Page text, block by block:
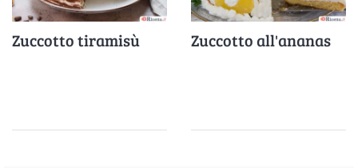
Zuccotto tiramisù Zuccotto all'ananas